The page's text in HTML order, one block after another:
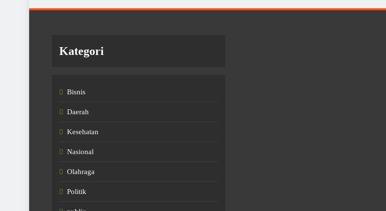
Kategori
Bisnis
Daerah
Kesehatan
Nasional
Olahraga
Politik